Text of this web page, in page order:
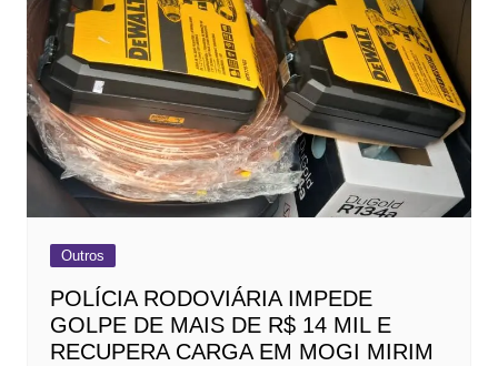
Outros
POLÍCIA RODOVIÁRIA IMPEDE
GOLPE DE MAIS DE R$ 14 MIL E
RECUPERA CARGA EM MOGI MIRIM